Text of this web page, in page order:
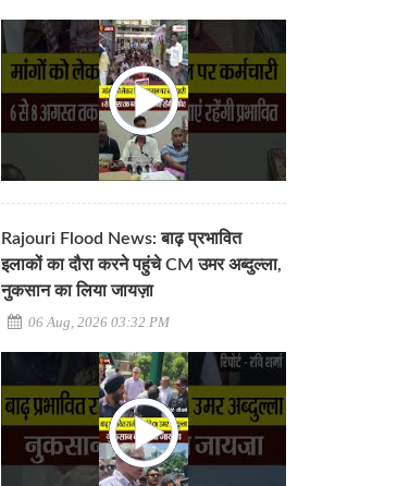
Rajouri Flood News: बाढ़ प्रभावित
इलाकों का दौरा करने पहुंचे CM उमर अब्दुल्ला,
नुकसान का लिया जायज़ा
06 Aug, 2026 03:32 PM